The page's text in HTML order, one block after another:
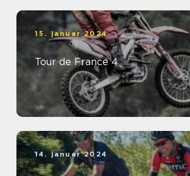
15. januar 2024
Tour de France 4
14. januar 2024